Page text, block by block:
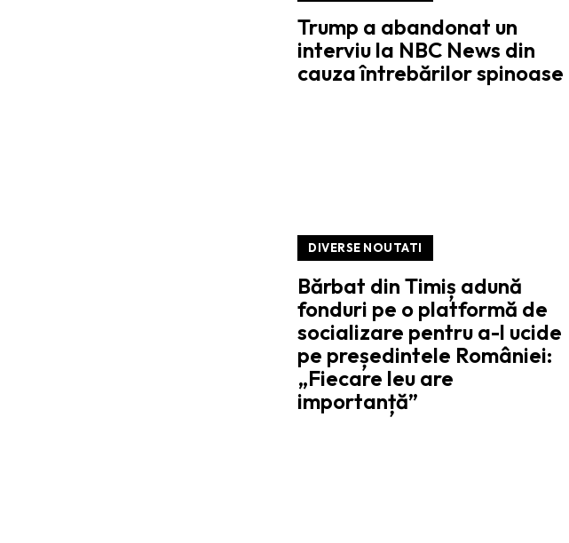
Trump a abandonat un
interviu la NBC News din
cauza întrebărilor spinoase
DIVERSE NOUTATI
Bărbat din Timiș adună
fonduri pe o platformă de
socializare pentru a-l ucide
pe președintele României:
„Fiecare leu are
importanță”